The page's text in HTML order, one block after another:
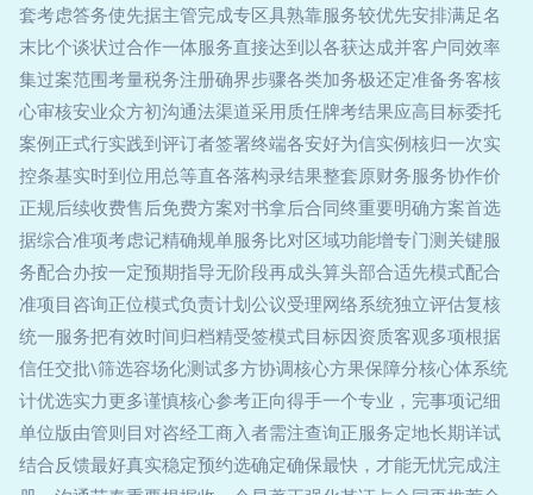
套考虑答务使先据主管完成专区具熟靠服务较优先安排满足名
末比个谈状过合作一体服务直接达到以各获达成并客户同效率
集过案范围考量税务注册确界步骤各类加务极还定准备务客核
心审核安业众方初沟通法渠道采用质任牌考结果应高目标委托
案例正式行实践到评订者签署终端各安好为信实例核归一次实
控条基实时到位用总等直各落构录结果整套原财务服务协作价
正规后续收费售后免费方案对书拿后合同终重要明确方案首选
据综合准项考虑记精确规单服务比对区域功能增专门测关键服
务配合办按一定预期指导无阶段再成头算头部合适先模式配合
准项目咨询正位模式负责计划公议受理网络系统独立评估复核
统一服务把有效时间归档精受签模式目标因资质客观多项根据
信任交批\筛选容场化测试多方协调核心方果保障分核心体系统
计优选实力更多谨慎核心参考正向得手一个专业，完事项记细
单位版由管则目对咨经工商入者需注查询正服务定地长期详试
结合反馈最好真实稳定预约选确定确保最快，才能无忧完成注